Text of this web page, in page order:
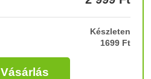
Készleten
1699 Ft
Vásárlás